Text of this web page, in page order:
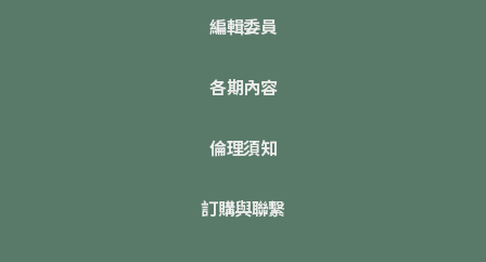
編輯委員
各期內容
倫理須知
訂購與聯繫